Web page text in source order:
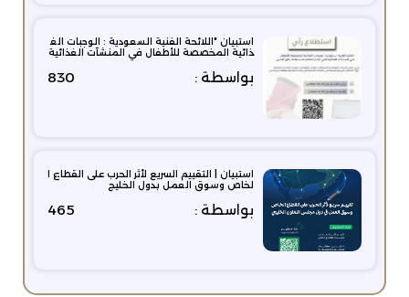
استبيان "اللائحة الفنية السعودية : الوجبات الغ
ذائية المخصصة للأطفال في المنشآت الغذائية
بواسطة : 830
استبيان | التقييم السريع لأثر الحرب على القطاع ا
لخاص وسوق العمل بدول الخليج
بواسطة : 465